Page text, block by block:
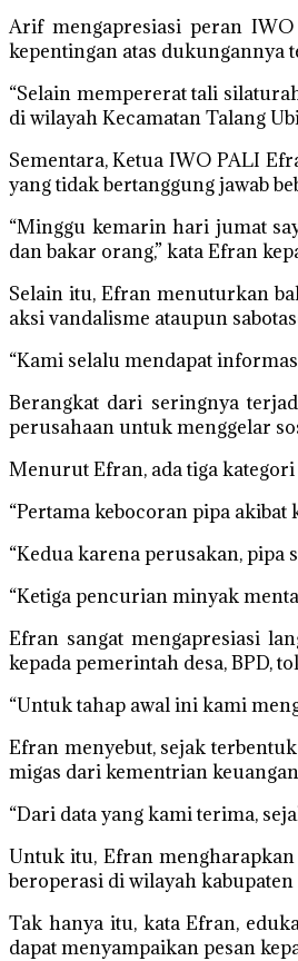
Arif mengapresiasi peran
kepentingan atas dukungannya
“Selain mempererat tali
di wilayah Kecamatan Talang
Sementara, Ketua IWO PALI
yang tidak bertanggung jawab
“Minggu kemarin hari jumat
dan bakar orang,” kata Efran
Selain itu, Efran menuturkan
aksi vandalisme ataupun
“Kami selalu mendapat
Berangkat dari seringnya
perusahaan untuk menggelar
Menurut Efran, ada tiga
“Pertama kebocoran pipa akibat
“Kedua karena perusakan,
“Ketiga pencurian minyak
Efran sangat mengapresiasi
kepada pemerintah desa, BPD,
“Untuk tahap awal ini kami
Efran menyebut, sejak
migas dari kementrian
“Dari data yang kami terima,
Untuk itu, Efran
beroperasi di wilayah kabupaten
Tak hanya itu, kata Efran,
dapat menyampaikan pesan